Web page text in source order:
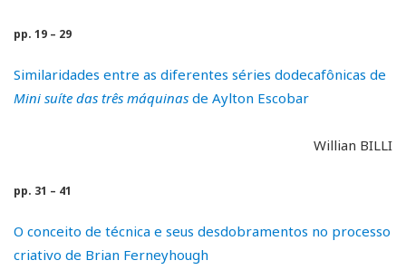
pp. 19 – 29
Similaridades entre as diferentes séries dodecafônicas de
Mini suíte das três máquinas de Aylton Escobar
Willian BILLI
pp. 31 – 41
O conceito de técnica e seus desdobramentos no processo
criativo de Brian Ferneyhough